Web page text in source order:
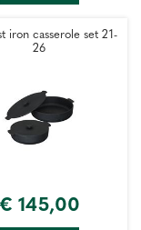
iron casserole set 21-
26
€ 145,00